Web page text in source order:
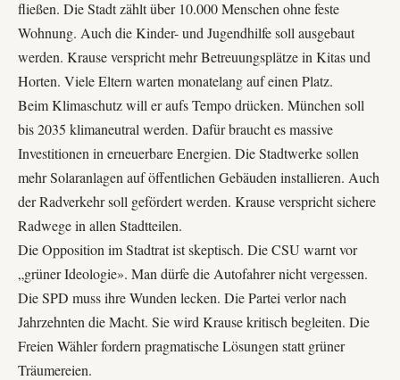
fließen. Die Stadt zählt über 10.000 Menschen ohne feste
Wohnung. Auch die Kinder- und Jugendhilfe soll ausgebaut
werden. Krause verspricht mehr Betreuungsplätze in Kitas und
Horten. Viele Eltern warten monatelang auf einen Platz.
Beim Klimaschutz will er aufs Tempo drücken. München soll
bis 2035 klimaneutral werden. Dafür braucht es massive
Investitionen in erneuerbare Energien. Die Stadtwerke sollen
mehr Solaranlagen auf öffentlichen Gebäuden installieren. Auch
der Radverkehr soll gefördert werden. Krause verspricht sichere
Radwege in allen Stadtteilen.
Die Opposition im Stadtrat ist skeptisch. Die CSU warnt vor
„grüner Ideologie». Man dürfe die Autofahrer nicht vergessen.
Die SPD muss ihre Wunden lecken. Die Partei verlor nach
Jahrzehnten die Macht. Sie wird Krause kritisch begleiten. Die
Freien Wähler fordern pragmatische Lösungen statt grüner
Träumereien.